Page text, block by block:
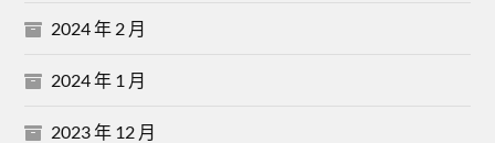
2024 年 2 月
2024 年 1 月
2023 年 12 月